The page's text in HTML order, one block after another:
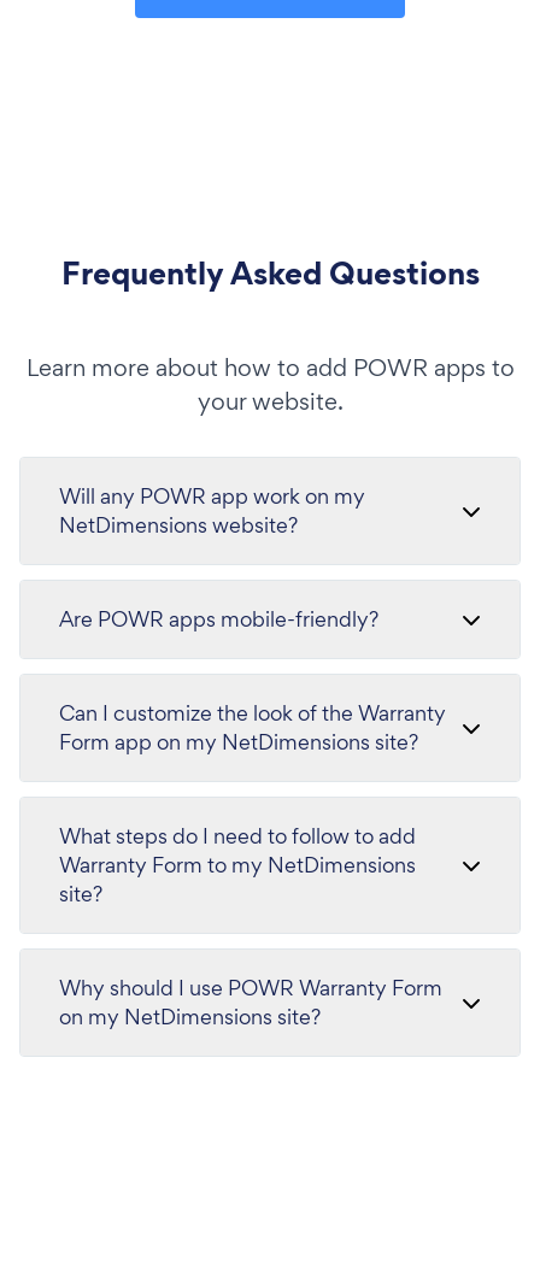
Frequently Asked Questions
Learn more about how to add POWR apps to
your website.
Will any POWR app work on my
NetDimensions website?
Are POWR apps mobile-friendly?
Can I customize the look of the Warranty
Form app on my NetDimensions site?
What steps do I need to follow to add
Warranty Form to my NetDimensions
site?
Why should I use POWR Warranty Form
on my NetDimensions site?